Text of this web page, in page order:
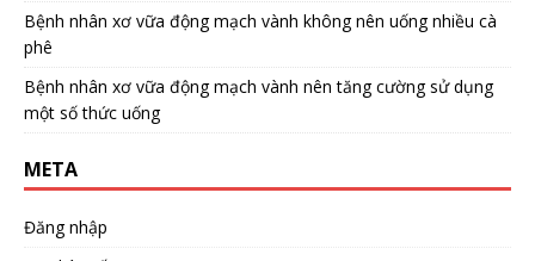
Bệnh nhân xơ vữa động mạch vành không nên uống nhiều cà
phê
Bệnh nhân xơ vữa động mạch vành nên tăng cường sử dụng
một số thức uống
META
Đăng nhập